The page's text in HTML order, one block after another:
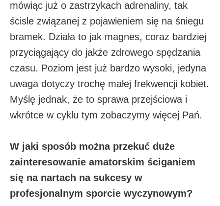
mówiąc już o zastrzykach adrenaliny, tak
ścisle związanej z pojawieniem się na śniegu
bramek. Działa to jak magnes, coraz bardziej
przyciągający do jakże zdrowego spędzania
czasu. Poziom jest już bardzo wysoki, jedyna
uwaga dotyczy trochę małej frekwencji kobiet.
Myślę jednak, że to sprawa przejściowa i
wkrótce w cyklu tym zobaczymy więcej Pań.
W jaki sposób można przekuć duże
zainteresowanie amatorskim ściganiem
się na nartach na sukcesy w
profesjonalnym sporcie wyczynowym?